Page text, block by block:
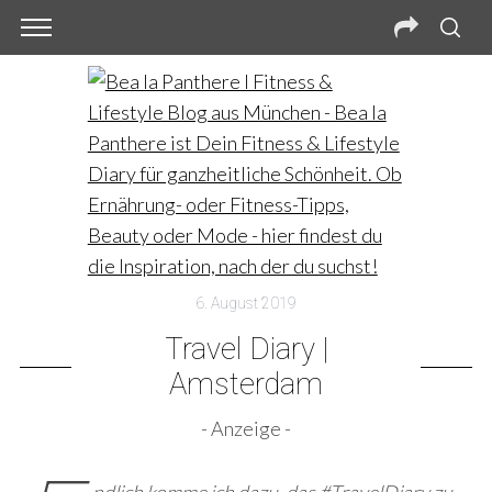
6. August 2019
Travel Diary |
Amsterdam
- Anzeige -